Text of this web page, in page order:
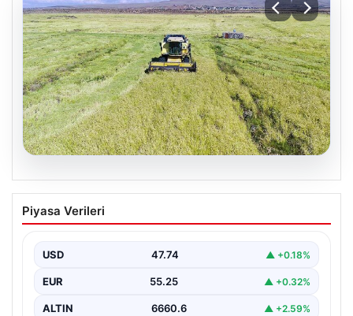
07.08.2026
Tarımsal destekleme ödemeleri bugün
hesaplara yatacak
Çiftçilerin Hesaplarında", "content": "Tarım ve Orman
Bakanlığı, çiftçilerin…
Piyasa Verileri
USD 47.74 ▲ +0.18%
EUR 55.25 ▲ +0.32%
ALTIN 6660.6 ▲ +2.59%